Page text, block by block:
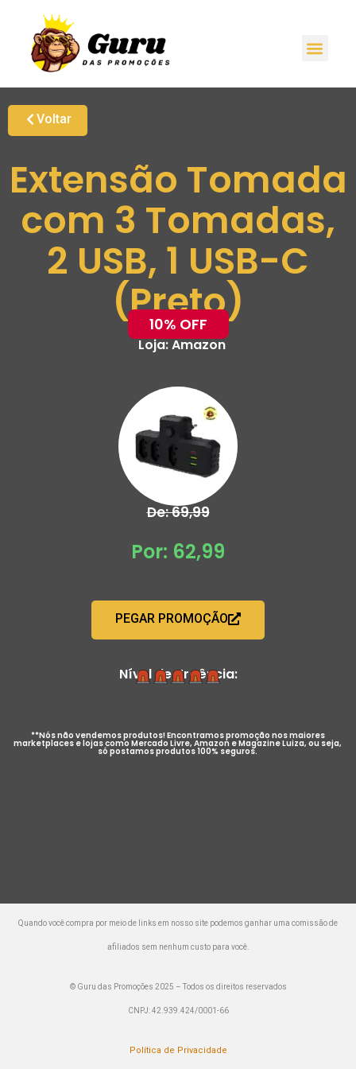
Voltar
Extensão Tomada
com 3 Tomadas,
2 USB, 1 USB-C
(Preto)
10% OFF
Loja:Amazon
De: 69,99
Por: 62,99
PEGAR PROMOÇÃO
Nível de Urgência:
**Nós não vendemos produtos! Encontramos promoção nos maiores
marketplaces e lojas como Mercado Livre, Amazon e Magazine Luiza, ou seja,
só postamos produtos 100% seguros.
Quando você compra por meio de links em nosso site podemos ganhar uma comissão de
afiliados sem nenhum custo para você.
© Guru das Promoções 2025 – Todos os direitos reservados
CNPJ: 42.939.424/0001-66
Política de Privacidade